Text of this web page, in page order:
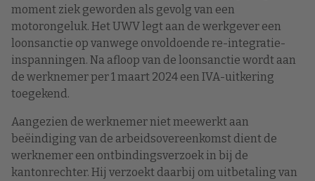
moment ziek geworden als gevolg van een
motorongeluk. Het UWV legt aan de werkgever een
loonsanctie op vanwege onvoldoende re-integratie-
inspanningen. Na afloop van de loonsanctie wordt aan
de werknemer per 1 maart 2024 een IVA-uitkering
toegekend.
Aangezien de werknemer niet meewerkt aan
beëindiging van de arbeidsovereenkomst dient de
werknemer een ontbindingsverzoek in bij de
kantonrechter. Hij verzoekt daarbij om uitbetaling van